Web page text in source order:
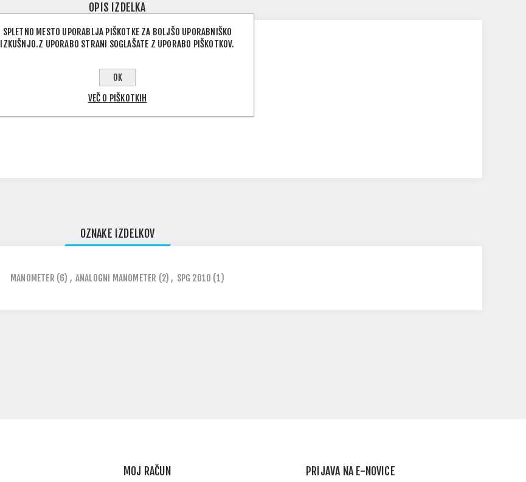
OPIS IZDELKA
OZNAKE IZDELKOV
MANOMETER (6) , ANALOGNI MANOMETER (2) , SPG 2010 (1)
MOJ RAČUN PRIJAVA NA E-NOVICE
SPLETNO MESTO UPORABLJA PIŠKOTKE ZA BOLJŠO UPORABNIŠKO
IZKUŠNJO.Z UPORABO STRANI SOGLAŠATE Z UPORABO PIŠKOTKOV.
OK
VEČ O PIŠKOTKIH